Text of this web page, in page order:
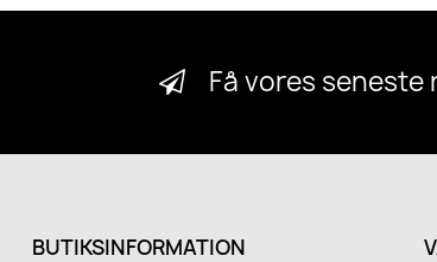
Få vores
BUTIKSINFORMATION